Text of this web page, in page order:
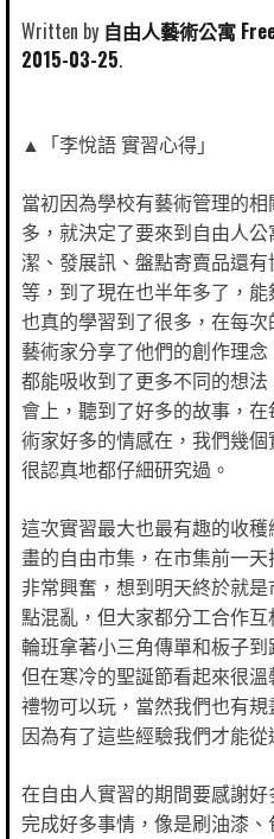
Written by 自由人藝術公寓
2015-03-25
▲「李悅語 實習心得」
當初因為學校有藝術管理的
多，就決定了要來到自由人
潔、發展訊、盤點寄賣品還
等，到了現在也半年多了，
也真的學習到了很多，在每
藝術家分享了他們的創作理
都能吸收到了更多不同的想
會上，聽到了好多的故事，
術家好多的情感在，我們幾
很認真地都仔細研究過。
這次實習最大也最有趣的收
畫的自由市集，在市集前一
非常興奮，想到明天終於就
點混亂，但大家都分工合作
輪班拿著小三角傳單和板子
但在寒冷的聖誕節看起來很
禮物可以玩，當然我們也有
因為有了這些經驗我們才能從
在自由人實習的期間要感謝
完成好多事情，像是刷油漆